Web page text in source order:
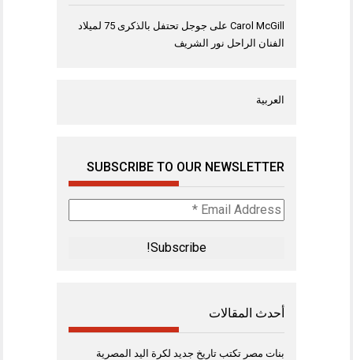
Carol McGill على
جوجل تحتفل بالذكرى 75 لميلاد
الفنان الراحل نور الشريف
العربية
SUBSCRIBE TO OUR NEWSLETTER
Email
Address
أحدث المقالات
بنات مصر تكتب تاريخ جديد لكرة اليد المصرية